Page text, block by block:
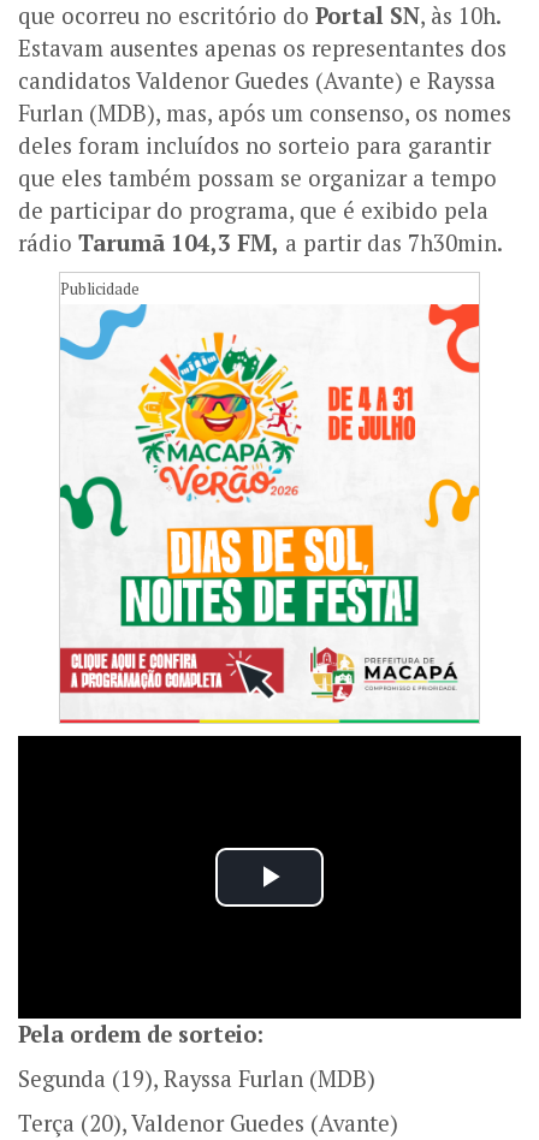
que ocorreu no escritório do Portal SN, às 10h.
Estavam ausentes apenas os representantes dos
candidatos Valdenor Guedes (Avante) e Rayssa
Furlan (MDB), mas, após um consenso, os nomes
deles foram incluídos no sorteio para garantir
que eles também possam se organizar a tempo
de participar do programa, que é exibido pela
rádio Tarumã 104,3 FM, a partir das 7h30min.
Publicidade
Pela ordem de sorteio:
Segunda (19), Rayssa Furlan (MDB)
Terça (20), Valdenor Guedes (Avante)